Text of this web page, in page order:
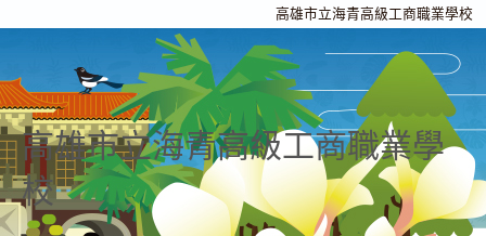
高雄市立海青高級工商職業學校
高雄市立海青高級工商職業學
校